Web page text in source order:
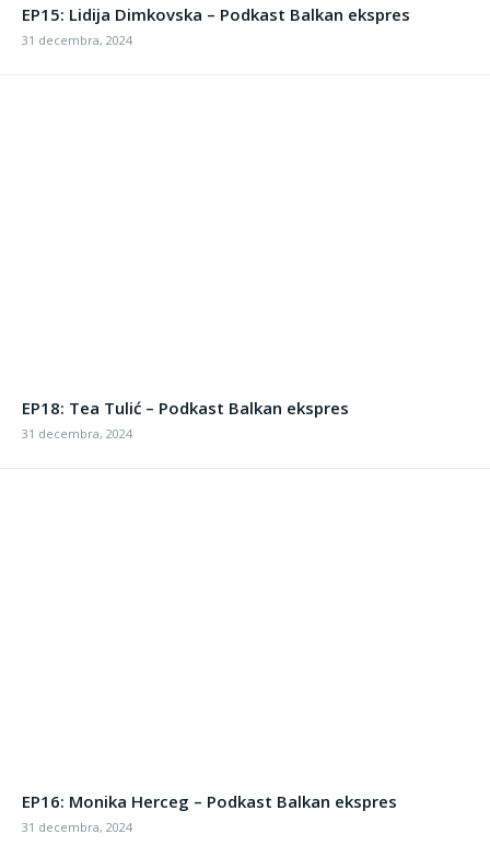
EP15: Lidija Dimkovska – Podkast Balkan ekspres
31 decembra, 2024
EP18: Tea Tulić – Podkast Balkan ekspres
31 decembra, 2024
EP16: Monika Herceg – Podkast Balkan ekspres
31 decembra, 2024